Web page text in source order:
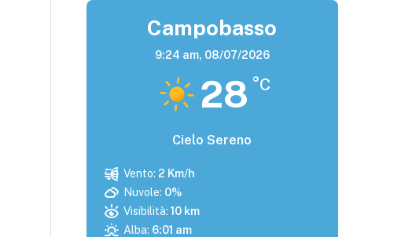
Campobasso
9:24 am, 08/07/2026
28 °C
Cielo Sereno
Vento: 2 Km/h
Nuvole: 0%
Visibilità: 10 km
Alba: 6:01 am